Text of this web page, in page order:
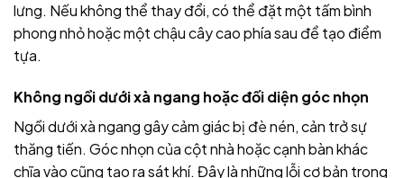
lưng. Nếu không thể thay đổi, có thể đặt một tấm bình
phong nhỏ hoặc một chậu cây cao phía sau để tạo điểm
tựa.
Không ngồi dưới xà ngang hoặc đối diện góc nhọn
Ngồi dưới xà ngang gây cảm giác bị đè nén, cản trở sự
thăng tiến. Góc nhọn của cột nhà hoặc cạnh bàn khác
chĩa vào cũng tạo ra sát khí. Đây là những lỗi cơ bản trong